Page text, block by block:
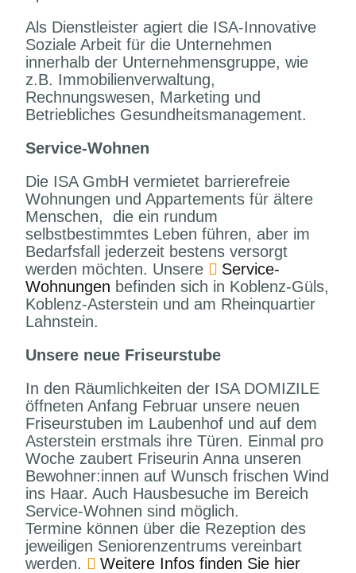
Als Dienstleister agiert die ISA-Innovative
Soziale Arbeit für die Unternehmen
innerhalb der Unternehmensgruppe, wie
z.B. Immobilienverwaltung,
Rechnungswesen, Marketing und
Betriebliches Gesundheitsmanagement.
Service-Wohnen
Die ISA GmbH vermietet barrierefreie
Wohnungen und Appartements für ältere
Menschen, die ein rundum
selbstbestimmtes Leben führen, aber im
Bedarfsfall jederzeit bestens versorgt
werden möchten. Unsere
Service-
Wohnungen befinden sich in Koblenz-Güls,
Koblenz-Asterstein und am Rheinquartier
Lahnstein.
Unsere neue Friseurstube
In den Räumlichkeiten der ISA DOMIZILE
öffneten Anfang Februar unsere neuen
Friseurstuben im Laubenhof und auf dem
Asterstein erstmals ihre Türen. Einmal pro
Woche zaubert Friseurin Anna unseren
Bewohner:innen auf Wunsch frischen Wind
ins Haar. Auch Hausbesuche im Bereich
Service-Wohnen sind möglich.
Termine können über die Rezeption des
jeweiligen Seniorenzentrums vereinbart
werden.
Weitere Infos finden Sie hier